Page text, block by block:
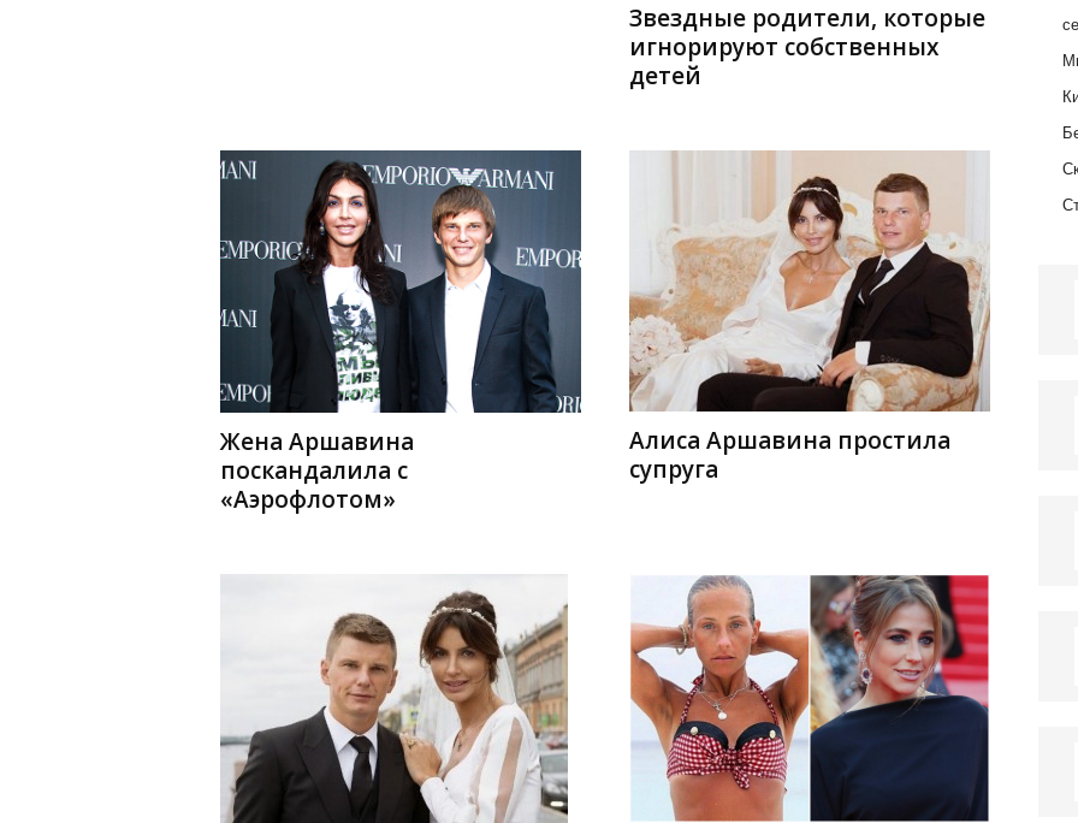
Звездные родители, которые
игнорируют собственных
детей
Жена Аршавина
поскандалила с
«Аэрофлотом»
Алиса Аршавина простила
супруга